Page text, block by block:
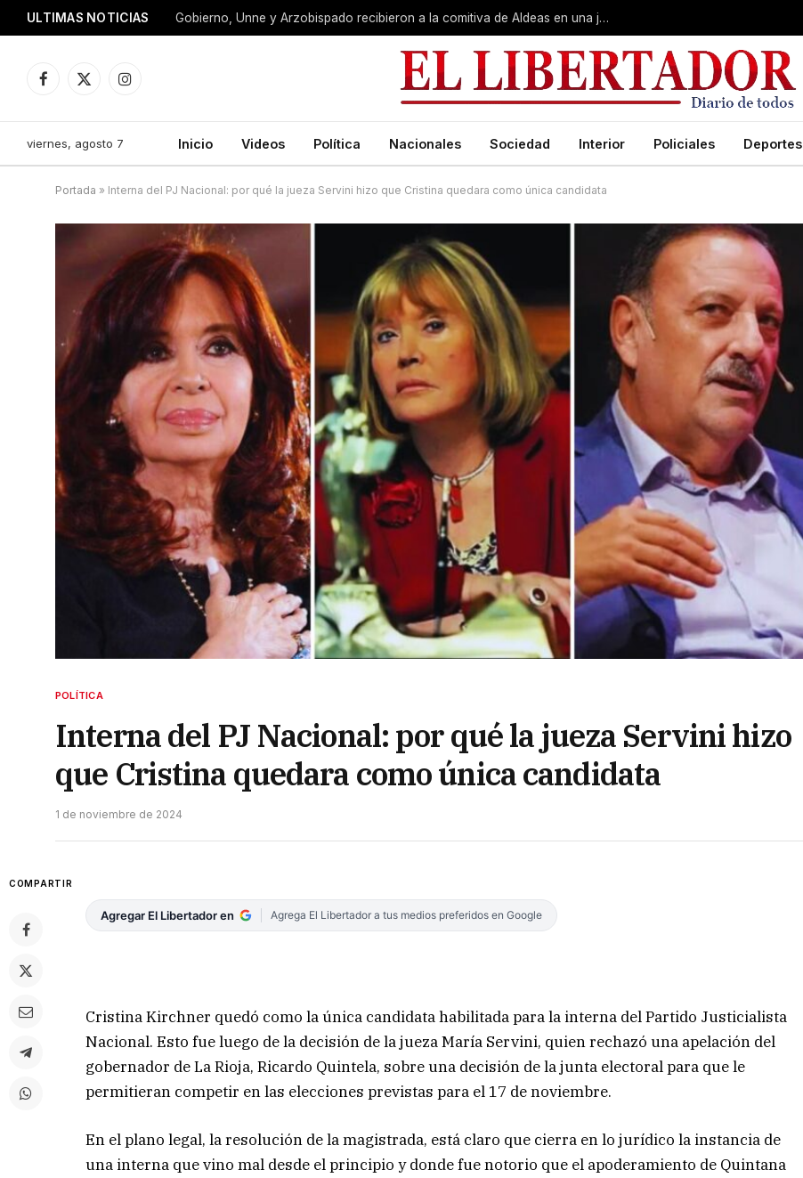
ULTIMAS NOTICIAS Gobierno, Unne y Arzobispado recibieron a la comitiva de Aldeas en una jornada de reuniones estratégicas
Facebook
X
Instagram
viernes, agosto 7 Inicio Videos Política Nacionales Sociedad Interior Policiales Deportes
Portada » Interna del PJ Nacional: por qué la jueza Servini hizo que Cristina quedara como única candidata
POLÍTICA
Interna del PJ Nacional: por qué la jueza Servini hizo
que Cristina quedara como única candidata
1 de noviembre de 2024
COMPARTIR
Agregar El Libertador en Agrega El Libertador a tus medios preferidos en Google
Cristina Kirchner quedó como la única candidata habilitada para la interna del Partido Justicialista
Nacional. Esto fue luego de la decisión de la jueza María Servini, quien rechazó una apelación del
gobernador de La Rioja, Ricardo Quintela, sobre una decisión de la junta electoral para que le
permitieran competir en las elecciones previstas para el 17 de noviembre.
En el plano legal, la resolución de la magistrada, está claro que cierra en lo jurídico la instancia de
una interna que vino mal desde el principio y donde fue notorio que el apoderamiento de Quintana